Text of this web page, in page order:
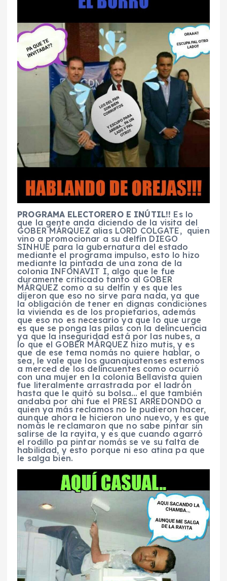
PROGRAMA ELECTORERO E INÚTIL!! Es lo
que la gente anda diciendo de la visita del
GOBER MÁRQUEZ alias LORD COLGATE, quien
vino a promocionar a su delfín DIEGO
SINHUE para la gubernatura del estado
mediante el programa impulso, esto lo hizo
mediante la pintada de una zona de la
colonia INFONAVIT I, algo que le fue
duramente criticado tanto al GOBER
MÁRQUEZ como a su delfín y es que les
dijeron que eso no sirve para nada, ya que
la obligación de tener en dignas condiciones
la vivienda es de los propietarios, además
que eso no es necesario ya que lo que urge
es que se ponga las pilas con la delincuencia
ya que la inseguridad está por las nubes, a
lo que el GOBER MÁRQUEZ hizo mutis, y es
que de ese tema nomás no quiere hablar, o
sea, le vale que los guanajuatenses estemos
a merced de los delincuentes como ocurrió
con una mujer en la colonia Bellavista quien
fue literalmente arrastrada por el ladrón
hasta que le quitó su bolsa… el que también
andaba por ahí fue el PRESI ARREDONDO a
quien ya más reclamos no le pudieron hacer,
aunque ahora le hicieron uno nuevo, y es que
nomás le reclamaron que no sabe pintar sin
salirse de la rayita, y es que cuando agarró
el rodillo pa pintar nomás se ve su falta de
habilidad, y esto porque ni eso atina pa que
le salga bien.